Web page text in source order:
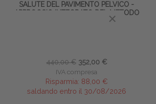
SALUTE DEL PAVIMENTO PELVICO -
APPROCCIO INTEGRATO DEL METODO
440,00 € 352,00 €
IVA compresa
Risparmia: 88,00 €
saldando entro il 30/08/2026
×
×